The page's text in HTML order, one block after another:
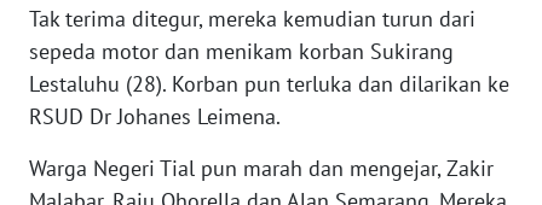
Tak terima ditegur, mereka kemudian turun dari
sepeda motor dan menikam korban Sukirang
Lestaluhu (28). Korban pun terluka dan dilarikan ke
RSUD Dr Johanes Leimena.
Warga Negeri Tial pun marah dan mengejar, Zakir
BANTEN
WN
NTT
WN
KEPRI